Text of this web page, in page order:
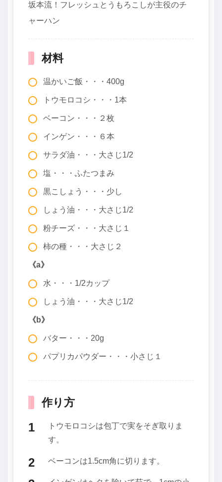
坂本流！フレッシュとうもろこしが主役のチ
ャーハン
材料
温かいご飯・・・400g
トウモロコシ・・・1本
ベーコン・・・２枚
インゲン・・・６本
サラダ油・・・大さじ1/2
塩・・・ふたつまみ
黒こしょう・・・少し
しょう油・・・大さじ1/2
粉チーズ・・・大さじ１
柿の種・・・大さじ２
《a》
水・・・1/2カップ
しょう油・・・大さじ1/2
《b》
バター・・・20g
パプリカパウダー・・・小さじ１
作り方
トウモロコシは包丁で実をそぎ取りま
す。
ベーコンは1.5cm角に切ります。